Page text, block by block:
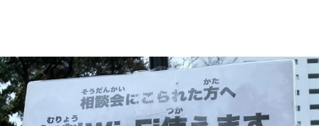
お知らせ
イベント・グッズ
YouTube
会社情報